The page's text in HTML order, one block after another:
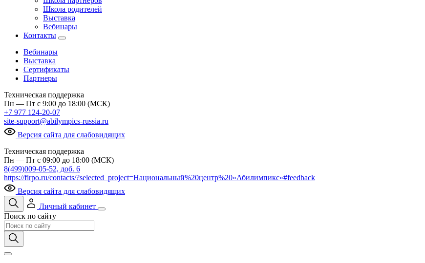
Школа родителей
Выставка
Вебинары
Контакты
Вебинары
Выставка
Сертификаты
Партнеры
Техническая поддержка
Пн — Пт с 9:00 до 18:00 (МСК)
+7 977 124-20-07
site-support@abilympics-russia.ru
Версия сайта для слабовидящих
Техническая поддержка
Пн — Пт с 09:00 до 18:00 (МСК)
8(499)009-05-52, доб. 6
https://firpo.ru/contacts/?selected_project=Национальный%20центр%20«Абилимпикс»#feedback
Версия сайта для слабовидящих
Личный кабинет
Поиск по сайту